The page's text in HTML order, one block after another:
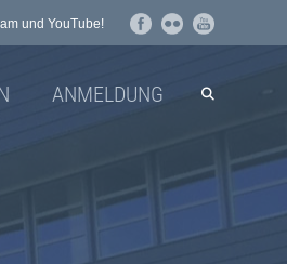
und YouTube!
ANMELDUNG